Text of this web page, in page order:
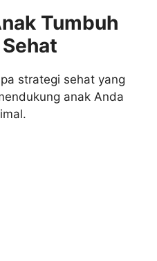
Tumbuh
strategi sehat yang
anak Anda